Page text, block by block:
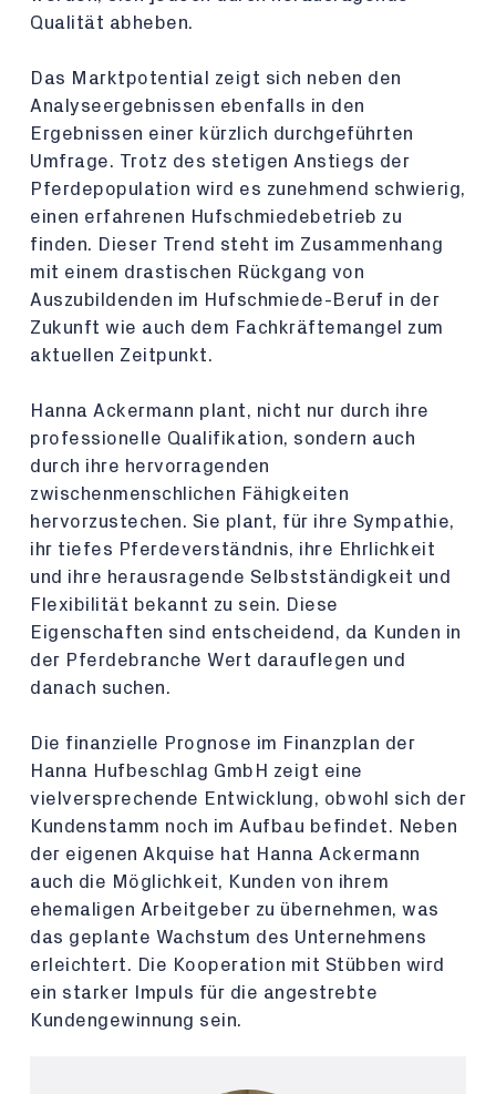
Qualität abheben.
Das Marktpotential zeigt sich neben den
Analyseergebnissen ebenfalls in den
Ergebnissen einer kürzlich durchgeführten
Umfrage. Trotz des stetigen Anstiegs der
Pferdepopulation wird es zunehmend schwierig,
einen erfahrenen Hufschmiedebetrieb zu
finden. Dieser Trend steht im Zusammenhang
mit einem drastischen Rückgang von
Auszubildenden im Hufschmiede-Beruf in der
Zukunft wie auch dem Fachkräftemangel zum
aktuellen Zeitpunkt.
Hanna Ackermann plant, nicht nur durch ihre
professionelle Qualifikation, sondern auch
durch ihre hervorragenden
zwischenmenschlichen Fähigkeiten
hervorzustechen. Sie plant, für ihre Sympathie,
ihr tiefes Pferdeverständnis, ihre Ehrlichkeit
und ihre herausragende Selbstständigkeit und
Flexibilität bekannt zu sein. Diese
Eigenschaften sind entscheidend, da Kunden in
der Pferdebranche Wert darauflegen und
danach suchen.
Die finanzielle Prognose im Finanzplan der
Hanna Hufbeschlag GmbH zeigt eine
vielversprechende Entwicklung, obwohl sich der
Kundenstamm noch im Aufbau befindet. Neben
der eigenen Akquise hat Hanna Ackermann
auch die Möglichkeit, Kunden von ihrem
ehemaligen Arbeitgeber zu übernehmen, was
das geplante Wachstum des Unternehmens
erleichtert. Die Kooperation mit Stübben wird
ein starker Impuls für die angestrebte
Kundengewinnung sein.